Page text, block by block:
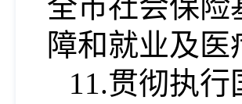
障和就业及
11.贯彻执